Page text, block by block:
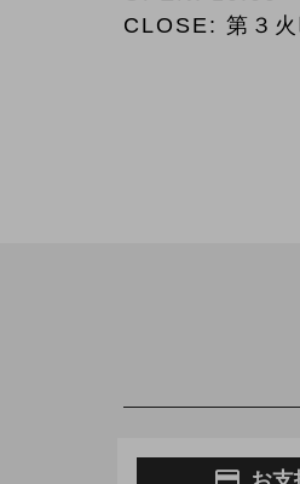
CLOSE: 第３